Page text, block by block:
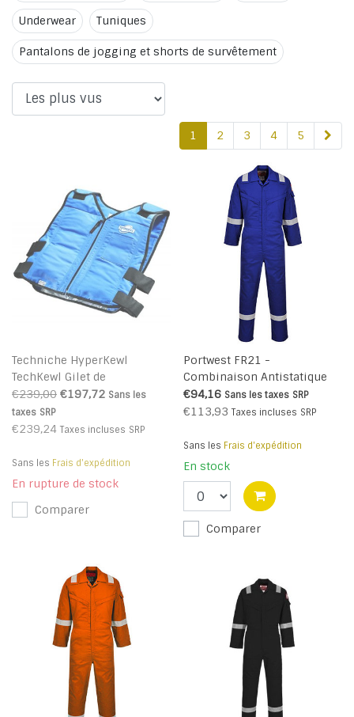
Underwear Tuniques
Pantalons de jogging et shorts de survêtement
1 2 3 4 5
Techniche HyperKewl
TechKewl Gilet de
refroidissement à
changement de phase (6625
6626) avec zip frontal -
combinaison
€239,00 €197,72 Sans les
taxes SRP
€239,24 Taxes incluses SRP
Sans les Frais d'expédition
En rupture de stock
Comparer
Portwest FR21 -
Combinaison Antistatique
super légère 210g - Royal -
R
€94,16 Sans les taxes SRP
€113,93 Taxes incluses SRP
Sans les Frais d'expédition
En stock
Comparer